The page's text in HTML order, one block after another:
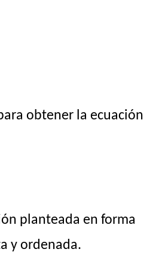
obtener la ecuación
planteada en forma
y ordenada.